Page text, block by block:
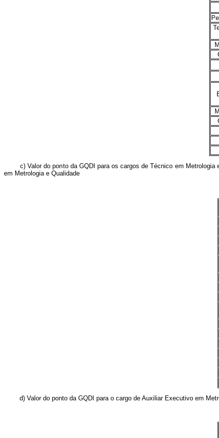
c) Valor do ponto da GQDI para os cargos de Técnico em Metrologia e
em Metrologia e Qualidade
d) Valor do ponto da GQDI para o cargo de Auxiliar Executivo em